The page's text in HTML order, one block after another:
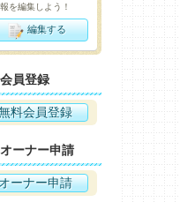
を編集しよう！
編集する
会員登録
料会員登録
オーナー申請
ーナー申請